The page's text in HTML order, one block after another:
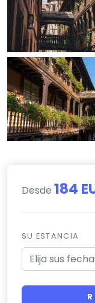
Desde 184
SU ESTANCIA